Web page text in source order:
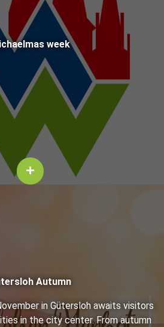
week
Au­tumn
in Güter­sloh awaits vis­i­tors
in the city cen­ter. From au­tumn